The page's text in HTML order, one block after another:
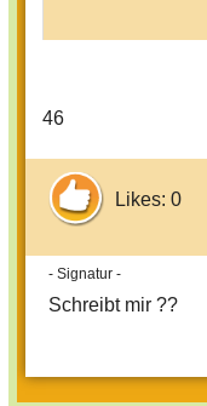
46
Likes: 0
- Signatur -
Schreibt mir ??